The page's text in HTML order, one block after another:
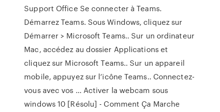
Support Office Se connecter à Teams.
Démarrez Teams. Sous Windows, cliquez sur
Démarrer > Microsoft Teams.. Sur un ordinateur
Mac, accédez au dossier Applications et
cliquez sur Microsoft Teams.. Sur un appareil
mobile, appuyez sur l’icône Teams.. Connectez-
vous avec vos … Activer la webcam sous
windows 10 [Résolu] - Comment Ça Marche